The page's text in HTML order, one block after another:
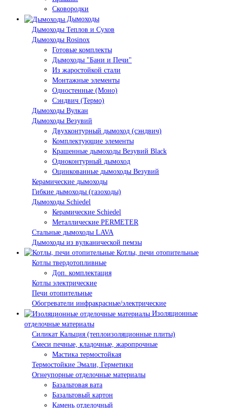
Сковородки
Дымоходы
Дымоходы Теплов и Сухов
Дымоходы Rosinox
Готовые комплекты
Дымоходы "Бани и Печи"
Из жаростойкой стали
Монтажные элементы
Одностенные (Моно)
Сэндвич (Термо)
Дымоходы Вулкан
Дымоходы Везувий
Двухконтурный дымоход (сэндвич)
Комплектующие элементы
Крашенные дымоходы Везувий Black
Одноконтурный дымоход
Оцинкованные дымоходы Везувий
Керамические дымоходы
Гибкие дымоходы (газоходы)
Дымоходы Schiedel
Керамические Schiedel
Металлические PERMETER
Стальные дымоходы LAVA
Дымоходы из вулканической пемзы
Котлы, печи отопительные
Котлы твердотопливные
Доп. комплектация
Котлы электрические
Печи отопительные
Обогреватели инфракрасные/электрические
Изоляционные
отделочные материалы
Силикат Кальция (теплоизоляционные плиты)
Смеси печные, кладочные, жаропрочные
Мастика термостойкая
Термостойкие Эмали, Герметики
Огнеупорные отделочные материалы
Базальтовая вата
Базальтовый картон
Камень отделочный